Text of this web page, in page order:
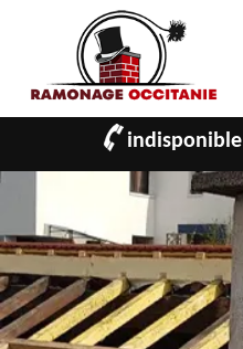
indisponible